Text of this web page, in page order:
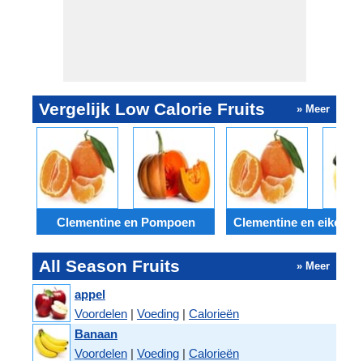
Vergelijk Low Calorie Fruits » Meer
Clementine en Pompoen Clementine en
All Season Fruits » Meer
appel
Voordelen | Voeding | Calorieën
Banaan
Voordelen | Voeding | Calorieën